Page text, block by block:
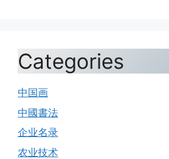
Categories
中国画
中國書法
企业名录
农业技术